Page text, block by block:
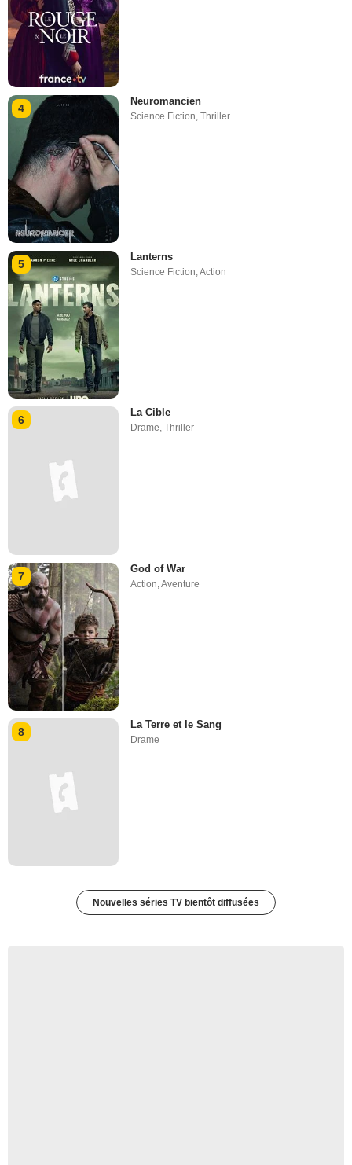
4
Neuromancien
Science Fiction ,Thriller
5
Lanterns
Science Fiction,Action
6
La Cible
Drame,Thriller
7
God of War
Action ,Aventure
8
La Terre et le Sang
Drame
Nouvelles séries TV bientôt diffusées